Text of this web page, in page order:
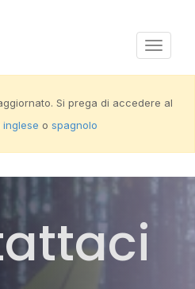
Activar
Si prega di accedere al
inglese o spagnolo